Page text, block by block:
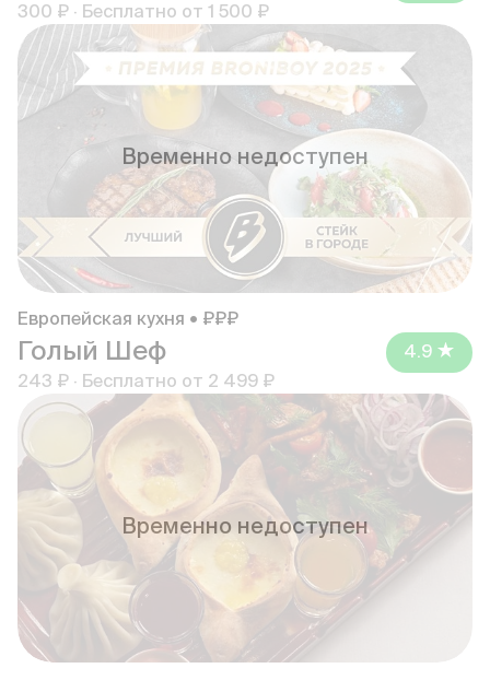
300 ₽ · Бесплатно от 1 500 ₽
Временно недоступен
Европейская кухня • ₽₽₽
Голый Шеф
243 ₽ · Бесплатно от 2 499 ₽
4.9
Временно недоступен